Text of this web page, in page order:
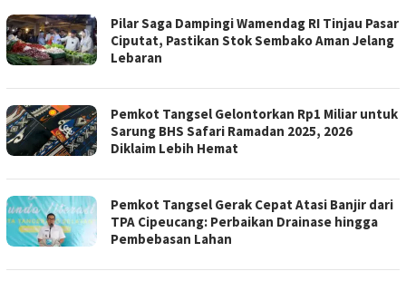
Pilar Saga Dampingi Wamendag RI Tinjau Pasar
Ciputat, Pastikan Stok Sembako Aman Jelang
Lebaran
Pemkot Tangsel Gelontorkan Rp1 Miliar untuk
Sarung BHS Safari Ramadan 2025, 2026
Diklaim Lebih Hemat
Pemkot Tangsel Gerak Cepat Atasi Banjir dari
TPA Cipeucang: Perbaikan Drainase hingga
Pembebasan Lahan